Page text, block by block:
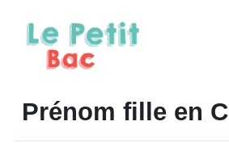
Prénom fille en C